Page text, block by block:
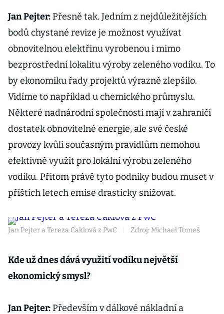
Jan Pejter:Přesně tak. Jedním z nejdůležitějších
bodů chystané revize je možnost využívat
obnovitelnou elektřinu vyrobenou i mimo
bezprostřední lokalitu výroby zeleného vodíku. To
by ekonomiku řady projektů výrazně zlepšilo.
Vidíme to například u chemického průmyslu.
Některé nadnárodní společnosti mají v zahraničí
dostatek obnovitelné energie, ale své české
provozy kvůli současným pravidlům nemohou
efektivně využít pro lokální výrobu zeleného
vodíku. Přitom právě tyto podniky budou muset v
příštích letech emise drasticky snižovat.
Jan Pejter a Tereza Caklová z PwC Zdroj: Michael Tomeš
Kde už dnes dává využití vodíku největší
ekonomický smysl?
Jan Pejter:Především v dálkové nákladní a